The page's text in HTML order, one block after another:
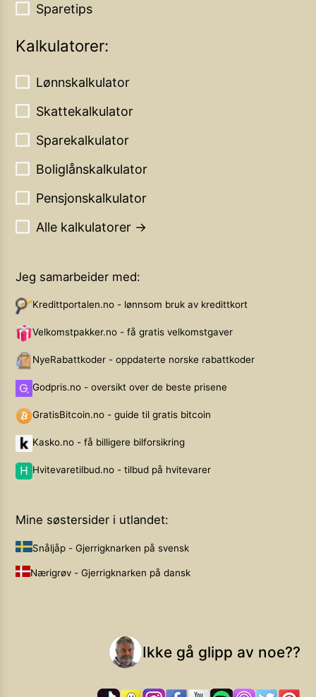
Sparetips
Kalkulatorer:
Lønnskalkulator
Skattekalkulator
Sparekalkulator
Boliglånskalkulator
Pensjonskalkulator
Alle kalkulatorer →
Jeg samarbeider med:
Kredittportalen.no - lønnsom bruk av kredittkort
Velkomstpakker.no - få gratis velkomstgaver
NyeRabattkoder - oppdaterte norske rabattkoder
Godpris.no - oversikt over de beste prisene
GratisBitcoin.no - guide til gratis bitcoin
Kasko.no - få billigere bilforsikring
Hvitevaretilbud.no - tilbud på hvitevarer
Mine søstersider i utlandet:
Snåljåp - Gjerrigknarken på svensk
Nærigrøv - Gjerrigknarken på dansk
Ikke gå glipp av noe??